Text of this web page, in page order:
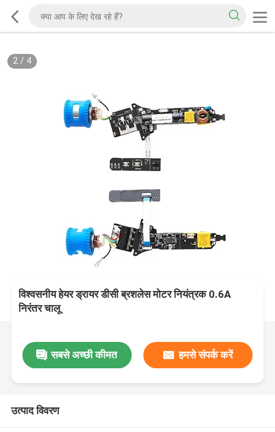
2/ 4
विश्वसनीय हेयर ड्रायर डीसी ब्रशलेस मोटर नियंत्रक 0.6A
निरंतर चालू
सबसे अच्छी कीमत हमसे संपर्क करें
उत्पाद विवरण